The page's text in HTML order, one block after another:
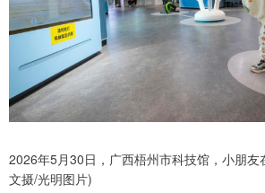
2026年5月30日，广西梧州市科技馆，小朋
文摄/光明图片)